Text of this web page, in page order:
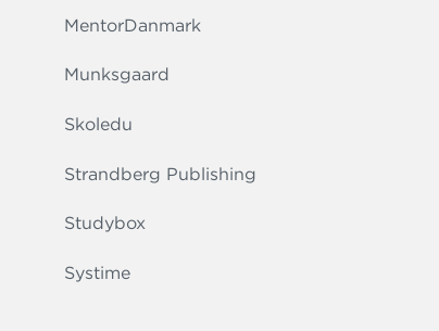
MentorDanmark
Munksgaard
Skoledu
Strandberg Publishing
Studybox
Systime